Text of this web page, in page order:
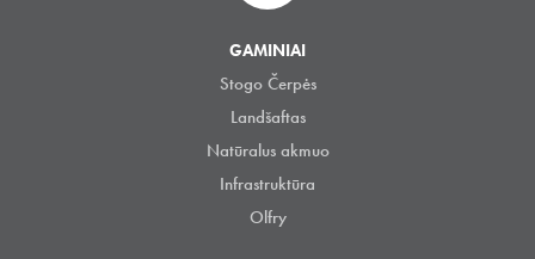
GAMINIAI
Stogo Čerpės
Landšaftas
Natūralus akmuo
Infrastruktūra
Olfry